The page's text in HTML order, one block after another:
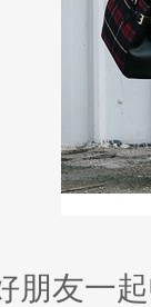
友一起